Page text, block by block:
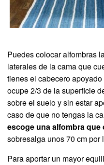
Puedes colocar alfombras
laterales de la cama que
tienes el cabecero
ocupe 2/3 de la superficie
sobre el suelo y sin estar
caso de que no tengas la
escoge una alfombra que
sobresalga unos 70 cm por
Para aportar un mayor